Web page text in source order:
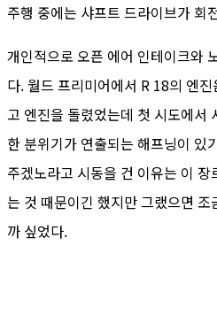
주행 중에는 샤프트 드라이브가 회
개인적으로 오픈 에어 인테이크와
다. 월드 프리미어에서 R 18의 엔
고 엔진을 돌렸었는데 첫 시도에서
한 분위기가 연출되는 해프닝이 있
주겠노라고 시동을 건 이유는 이
는 것 때문이긴 했지만 그랬으면
까 싶었다.